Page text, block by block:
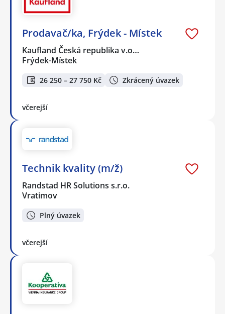
Prodavač/ka, Frýdek - Místek
Kaufland Česká republika v.o…
Frýdek-Místek
26 250 – 27 750 Kč Zkrácený úvazek
včerejší
Technik kvality (m/ž)
Randstad HR Solutions s.r.o.
Vratimov
Plný úvazek
včerejší